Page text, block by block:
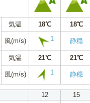
気温 18℃ 18℃
風(m/s) 1 静穏
気温 21℃ 21℃
風(m/s) 1 静穏
12 15